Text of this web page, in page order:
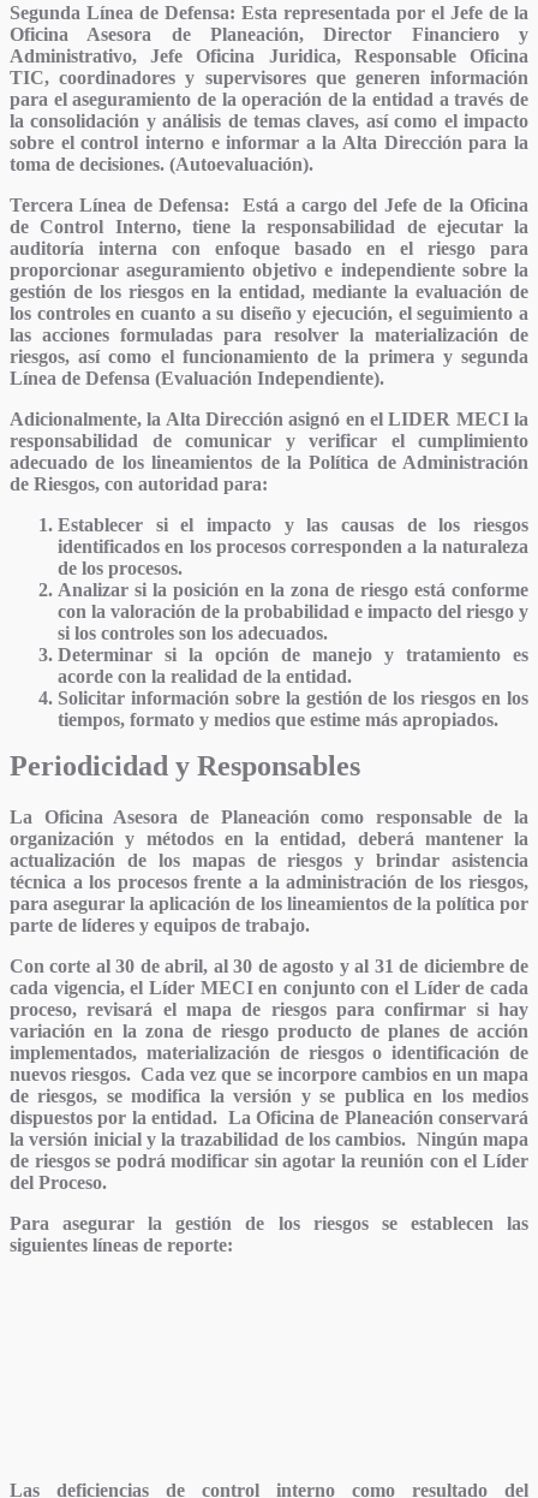
Segunda Línea de Defensa: Esta representada por el Jefe de la
Oficina Asesora de Planeación, Director Financiero y
Administrativo, Jefe Oficina Juridica, Responsable Oficina
TIC, coordinadores y supervisores que generen información
para el aseguramiento de la operación de la entidad a través de
la consolidación y análisis de temas claves, así como el impacto
sobre el control interno e informar a la Alta Dirección para la
toma de decisiones. (Autoevaluación).
Tercera Línea de Defensa:Está a cargo del Jefe de la Oficina
de Control Interno, tiene la responsabilidad de ejecutar la
auditoría interna con enfoque basado en el riesgo para
proporcionar aseguramiento objetivo e independiente sobre la
gestión de los riesgos en la entidad, mediante la evaluación de
los controles en cuanto a su diseño y ejecución, el seguimiento a
las acciones formuladas para resolver la materialización de
riesgos, así como el funcionamiento de la primera y segunda
Línea de Defensa (Evaluación Independiente).
Adicionalmente, la Alta Dirección asignó en elLIDER MECIla
responsabilidad de comunicar y verificar el cumplimiento
adecuado de los lineamientos de la Política de Administración
de Riesgos, con autoridad para:
Establecer si el impacto y las causas de los riesgos
identificados en los procesos corresponden a la naturaleza
de los procesos.
Analizar si la posición en la zona de riesgo está conforme
con la valoración de la probabilidad e impacto del riesgo y
si los controles son los adecuados.
Determinar si la opción de manejo y tratamiento es
acorde con la realidad de la entidad.
Solicitar información sobre la gestión de los riesgos en los
tiempos, formato y medios que estime más apropiados.
Periodicidad y Responsables
La Oficina Asesora de Planeación como responsable de la
organización y métodos en la entidad, deberá mantener la
actualización de los mapas de riesgos y brindar asistencia
técnica a los procesos frente a la administración de los riesgos,
para asegurar la aplicación de los lineamientos de la política por
parte de líderes y equipos de trabajo.
Con corte al 30 de abril, al 30 de agosto y al 31 de diciembre de
cada vigencia, el Líder MECI en conjunto con el Líder de cada
proceso, revisará el mapa de riesgos para confirmar si hay
variación en la zona de riesgo producto de planes de acción
implementados, materialización de riesgos o identificación de
nuevos riesgos. Cada vez que se incorpore cambios en un mapa
de riesgos, se modifica la versión y se publica en los medios
dispuestos por la entidad. La Oficina de Planeación conservará
la versión inicial y la trazabilidad de los cambios. Ningún mapa
de riesgos se podrá modificar sin agotar la reunión con el Líder
del Proceso.
Para asegurar la gestión de los riesgos se establecen las
siguientes líneas de reporte:
Las deficiencias de control interno como resultado del